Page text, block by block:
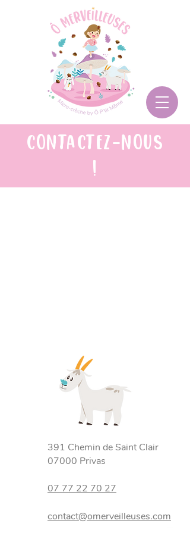
CONTACTEZ-NOUS
!
391 Chemin de Saint Clair
07000 Privas
07 77 22 70 27
contact@omerveilleuses.com